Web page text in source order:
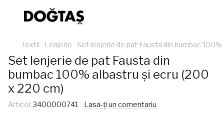
Textil Lenjerie Set lenjerie de pat Fausta din bumbac
Set lenjerie de pat Fausta din
bumbac 100% albastru și ecru (200
x 220 cm)
Articol:3400000741 Lasa-ți un comentariu